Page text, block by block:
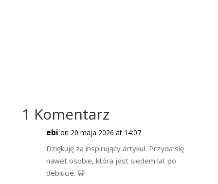
1 Komentarz
ebi on 20 maja 2026 at 14:07
Dziękuję za inspirujący artykuł. Przyda się
nawet osobie, która jest siedem lat po
debiucie. 😀